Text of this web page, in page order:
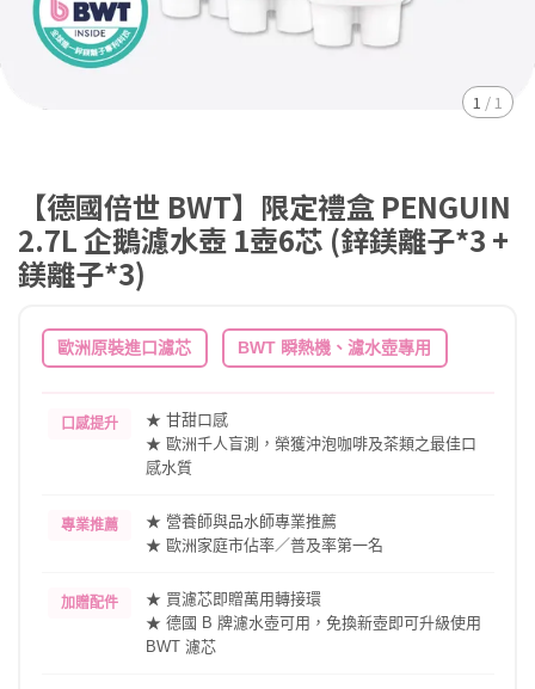
1 / 1
【德國倍世 BWT】限定禮盒 PENGUIN
2.7L 企鵝濾水壺 1壺6芯 (鋅鎂離子*3 +
鎂離子*3)
歐洲原裝進口濾芯 BWT 瞬熱機、濾水壺專用
口感提升
★ 甘甜口感
★ 歐洲千人盲測，榮獲沖泡咖啡及茶類之最佳口
感水質
專業推薦
★ 營養師與品水師專業推薦
★ 歐洲家庭市佔率／普及率第一名
加贈配件
★ 買濾芯即贈萬用轉接環
★ 德國 B 牌濾水壺可用，免換新壺即可升級使用
BWT 濾芯